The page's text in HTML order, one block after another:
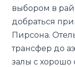
выбором в
добраться
Пирсона.
трансфер до
залы с